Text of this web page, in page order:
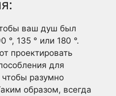
ваш душ был
°, 135 ° или 180 °.
проектировать
для
разумно
образом, всегда